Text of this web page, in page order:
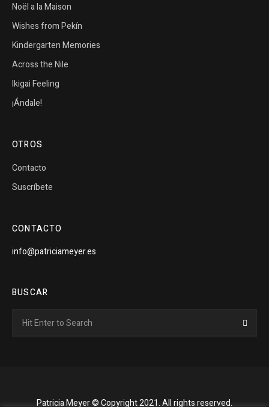
Noël a la Maison
Wishes from Pekín
Kindergarten Memories
Across the Nile
Ikigai Feeling
¡Ándale!
OTROS
Contacto
Suscríbete
CONTACTO
info@patriciameyer.es
BUSCAR
for:
Patricia Meyer © Copyright 2021. All rights reserved.